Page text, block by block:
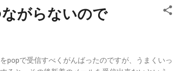
を探してみましょう。 Windows Mobileではなく、
イトが完全に見れることは重要です。Sl-C3200の
と考えると、別な回線を用意しなくても良いし、
が・・・ チルト機構はタッチタイプへの望み
ればと言う希望ですね。 Gyaoまでは要求しないけ
がらないので
popで受信すべくがんばったのですが、うまくいっ